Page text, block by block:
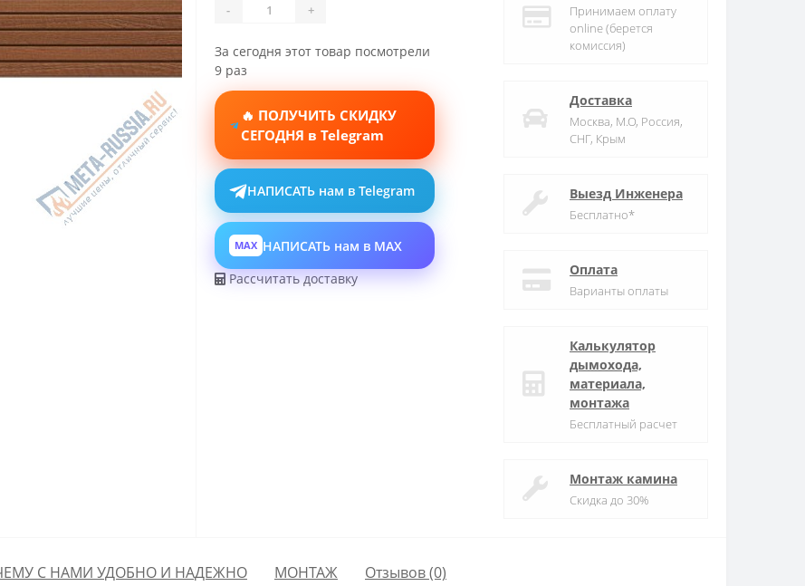
- +
За сегодня этот товар посмотрели
9 раз
🔥 ПОЛУЧИТЬ СКИДКУ
СЕГОДНЯ в Telegram
НАПИСАТЬ нам в Telegram
MAX НАПИСАТЬ нам в MAX
Рассчитать доставку
Принимаем оплату
online (берется
комиссия)
Доставка
Москва, М.О, Россия,
СНГ, Крым
Выезд Инженера
Бесплатно*
Оплата
Варианты оплаты
Калькулятор
дымохода,
материала,
монтажа
Бесплатный расчет
Монтаж камина
Скидка до 30%
С НАМИ УДОБНО И НАДЕЖНО МОНТАЖ Отзывов (0)